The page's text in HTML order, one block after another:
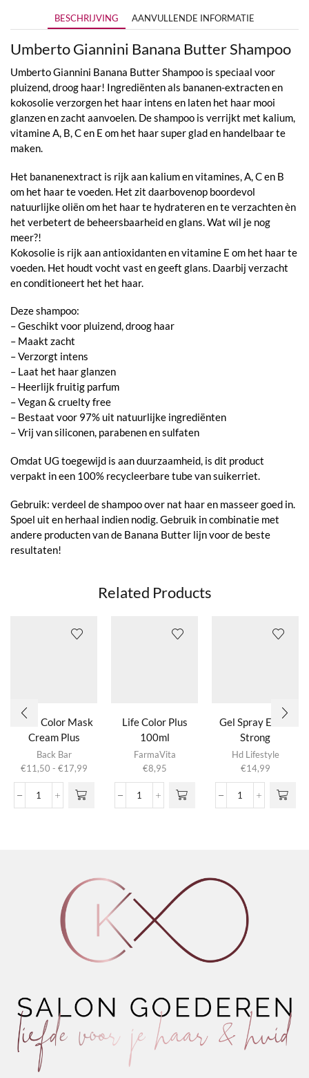
BESCHRIJVING AANVULLENDE INFORMATIE
Umberto Giannini Banana Butter Shampoo
Umberto Giannini Banana Butter Shampoo is speciaal voor
pluizend, droog haar! Ingrediënten als bananen-extracten en
kokosolie verzorgen het haar intens en laten het haar mooi
glanzen en zacht aanvoelen. De shampoo is verrijkt met kalium,
vitamine A, B, C en E om het haar super glad en handelbaar te
maken.
Het bananenextract is rijk aan kalium en vitamines, A, C en B
om het haar te voeden. Het zit daarbovenop boordevol
natuurlijke oliën om het haar te hydrateren en te verzachten èn
het verbetert de beheersbaarheid en glans. Wat wil je nog
meer?!
Kokosolie is rijk aan antioxidanten en vitamine E om het haar te
voeden. Het houdt vocht vast en geeft glans. Daarbij verzacht
en conditioneert het het haar.
Deze shampoo:
– Geschikt voor pluizend, droog haar
– Maakt zacht
– Verzorgt intens
– Laat het haar glanzen
– Heerlijk fruitig parfum
– Vegan & cruelty free
– Bestaat voor 97% uit natuurlijke ingrediënten
– Vrij van siliconen, parabenen en sulfaten
Omdat UG toegewijd is aan duurzaamheid, is dit product
verpakt in een 100% recycleerbare tube van suikerriet.
Gebruik: verdeel de shampoo over nat haar en masseer goed in.
Spoel uit en herhaal indien nodig. Gebruik in combinatie met
andere producten van de Banana Butter lijn voor de beste
resultaten!
Related Products
Nº05 Color Mask
Cream Plus
Back Bar
€11,50 - €17,99Prijsklasse:
€11,50
tot
€17,99
Nº05
Dit product
heeft
meerdere
Deze optie
Life Color Plus
100ml
FarmaVita
€8,95
Life
Dit product
heeft
meerdere
Deze optie
Gel Spray Extra
Strong
Hd Lifestyle
€14,99
Gel